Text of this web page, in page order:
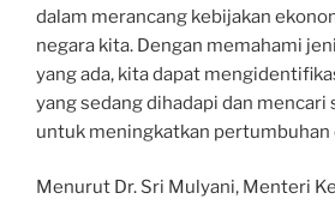
dalam merancang kebijakan
negara kita. Dengan memahami
yang ada, kita dapat
yang sedang dihadapi dan mencari
untuk meningkatkan pertumbuhan
Menurut Dr. Sri Mulyani, Menteri